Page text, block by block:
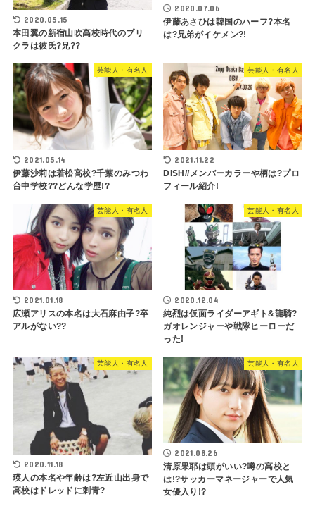
2020.05.15
本田翼の新宿山吹高校時代のプリ
クラは彼氏?兄??
2020.07.06
伊藤あさひは韓国のハーフ?本名
は?兄弟がイケメン?!
芸能人・有名人
2021.05.14
伊藤沙莉は若松高校?千葉のみつわ
台中学校??どんな学歴!?
芸能人・有名人
2021.11.22
DISH//メンバーカラーや柄は?プロ
フィール紹介!
芸能人・有名人
2021.01.18
広瀬アリスの本名は大石麻由子?卒
アルがない??
芸能人・有名人
2020.12.04
純烈は仮面ライダーアギト&龍騎?
ガオレンジャーや戦隊ヒーローだ
った!
芸能人・有名人
2020.11.18
瑛人の本名や年齢は?左近山出身で
高校はドレッドに刺青?
芸能人・有名人
2021.08.26
清原果耶は頭がいい?噂の高校と
は!?サッカーマネージャーで人気
女優入り!?